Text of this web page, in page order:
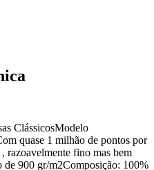
ClássicosModelo
quase 1 milhão de pontos por
razoavelmente fino mas bem
de 900 gr/m2Composição: 100%